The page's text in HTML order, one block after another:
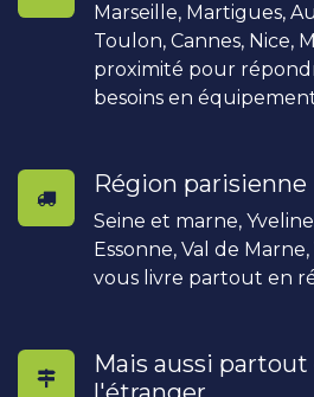
Marseille, Martigues,
Toulon, Cannes, Nice,
proximité pour
besoins en
Région parisienne
Seine et marne,
Essonne, Val de Marne,
vous livre partout en
Mais aussi partout